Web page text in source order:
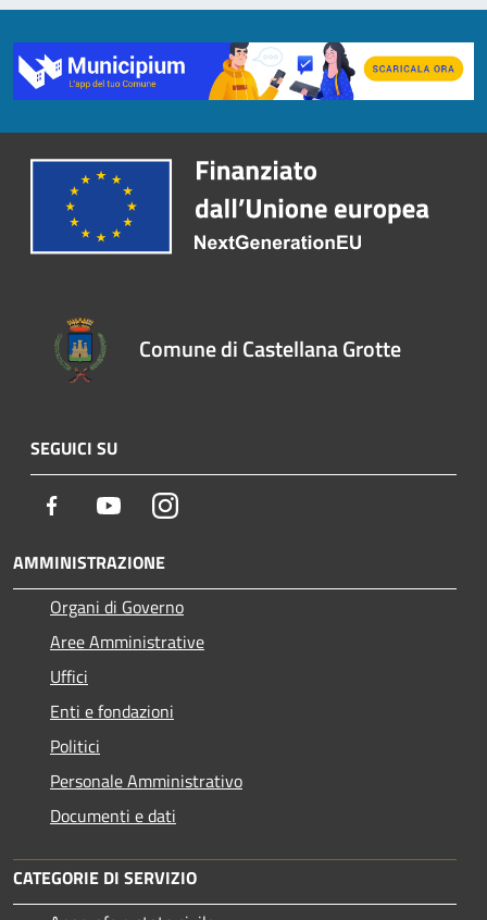
Comune di Castellana Grotte
SEGUICI SU
Facebook YoutubeInstagram
AMMINISTRAZIONE
Organi di Governo
Aree Amministrative
Uffici
Enti e fondazioni
Politici
Personale Amministrativo
Documenti e dati
CATEGORIE DI SERVIZIO